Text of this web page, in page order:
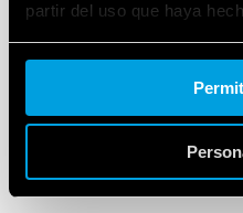
partir del uso que haya
Cookie policy.